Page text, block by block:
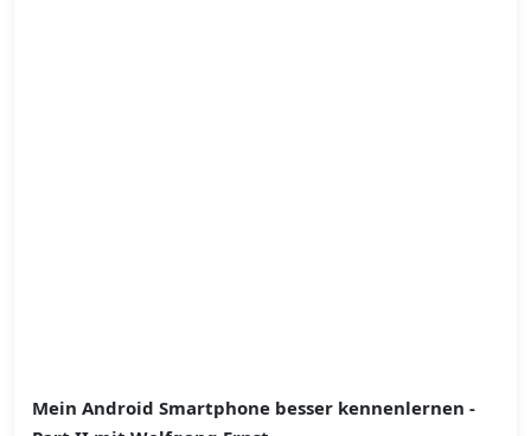
Mein Android Smartphone besser kennenlernen -